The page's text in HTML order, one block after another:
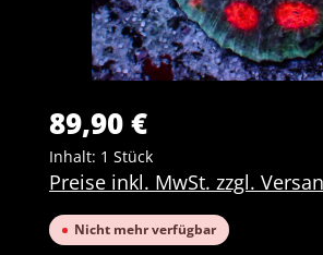
89,90 €
Inhalt: 1 Stück
Preise inkl. MwSt. zzgl.
Nicht mehr verfügbar